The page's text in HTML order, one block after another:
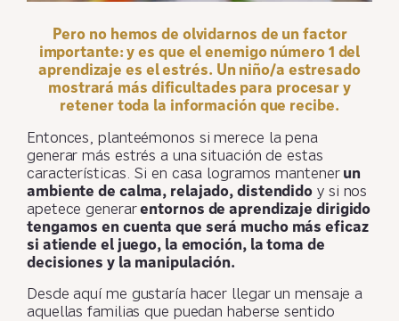
Pero no hemos de olvidarnos de un factor
importante: y es que el enemigo número 1 del
aprendizaje es el estrés. Un niño/a estresado
mostrará más dificultades para procesar y
retener toda la información que recibe.
Entonces, planteémonos si merece la pena
generar más estrés a una situación de estas
características. Si en casa logramos mantenerun
ambiente de calma, relajado, distendido y si nos
apetece generarentornos de aprendizaje dirigido
tengamos en cuenta que será mucho más eficaz
si atiende el juego, la emoción, la toma de
decisiones y la manipulación.
Desde aquí me gustaría hacer llegar un mensaje a
aquellas familias que puedan haberse sentido